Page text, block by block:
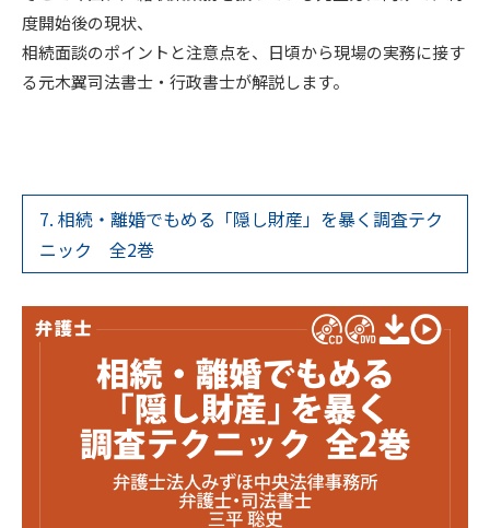
度開始後の現状、
相続面談のポイントと注意点を、日頃から現場の実務に接す
る元木翼司法書士・行政書士が解説します。
7. 相続・離婚でもめる「隠し財産」を暴く調査テク
ニック 全2巻